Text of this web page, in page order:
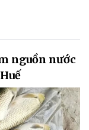
nguồn nước